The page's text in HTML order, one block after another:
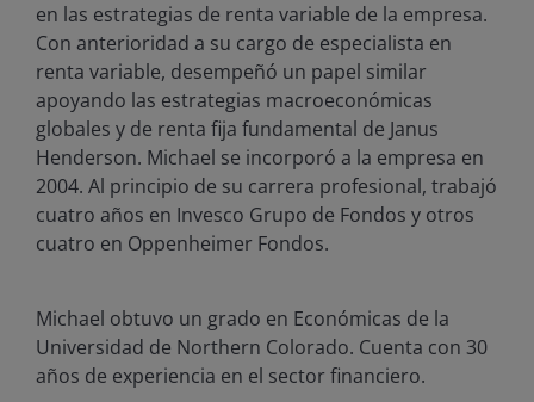
en las estrategias de renta variable de la empresa.
Con anterioridad a su cargo de especialista en
renta variable, desempeñó un papel similar
apoyando las estrategias macroeconómicas
globales y de renta fija fundamental de Janus
Henderson. Michael se incorporó a la empresa en
2004. Al principio de su carrera profesional, trabajó
cuatro años en Invesco Grupo de Fondos y otros
cuatro en Oppenheimer Fondos.
Michael obtuvo un grado en Económicas de la
Universidad de Northern Colorado. Cuenta con 30
años de experiencia en el sector financiero.